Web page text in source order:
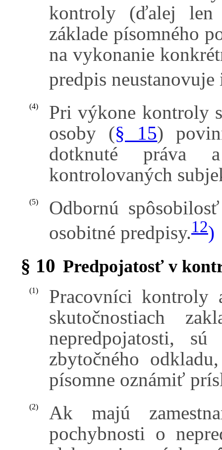
kontroly (ďalej len
základe písomného
na vykonanie
predpis neustanovuje
(4)
Pri výkone kontroly
osoby (§ 15)
dotknuté práva
kontrolovaných
(5)
Odbornú
osobitné predpisy.12)
§ 10 Predpojatosť v
(1)
Pracovníci kontroly
skutočnostiach
nepredpojatosti,
zbytočného
písomne oznámiť
(2)
Ak majú
pochybnosti o